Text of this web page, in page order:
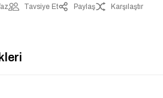
Tavsiye Et Paylaş Karşılaştır